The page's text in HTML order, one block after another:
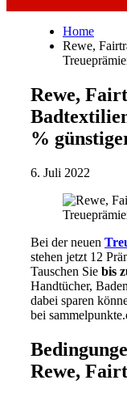
Home
Rewe,
Rewe,
%
6. Juli 2022
Bei der neuen
stehen jetzt 12
Tauschen Sie bis
Handtücher,
dabei sparen
bei
Rewe,